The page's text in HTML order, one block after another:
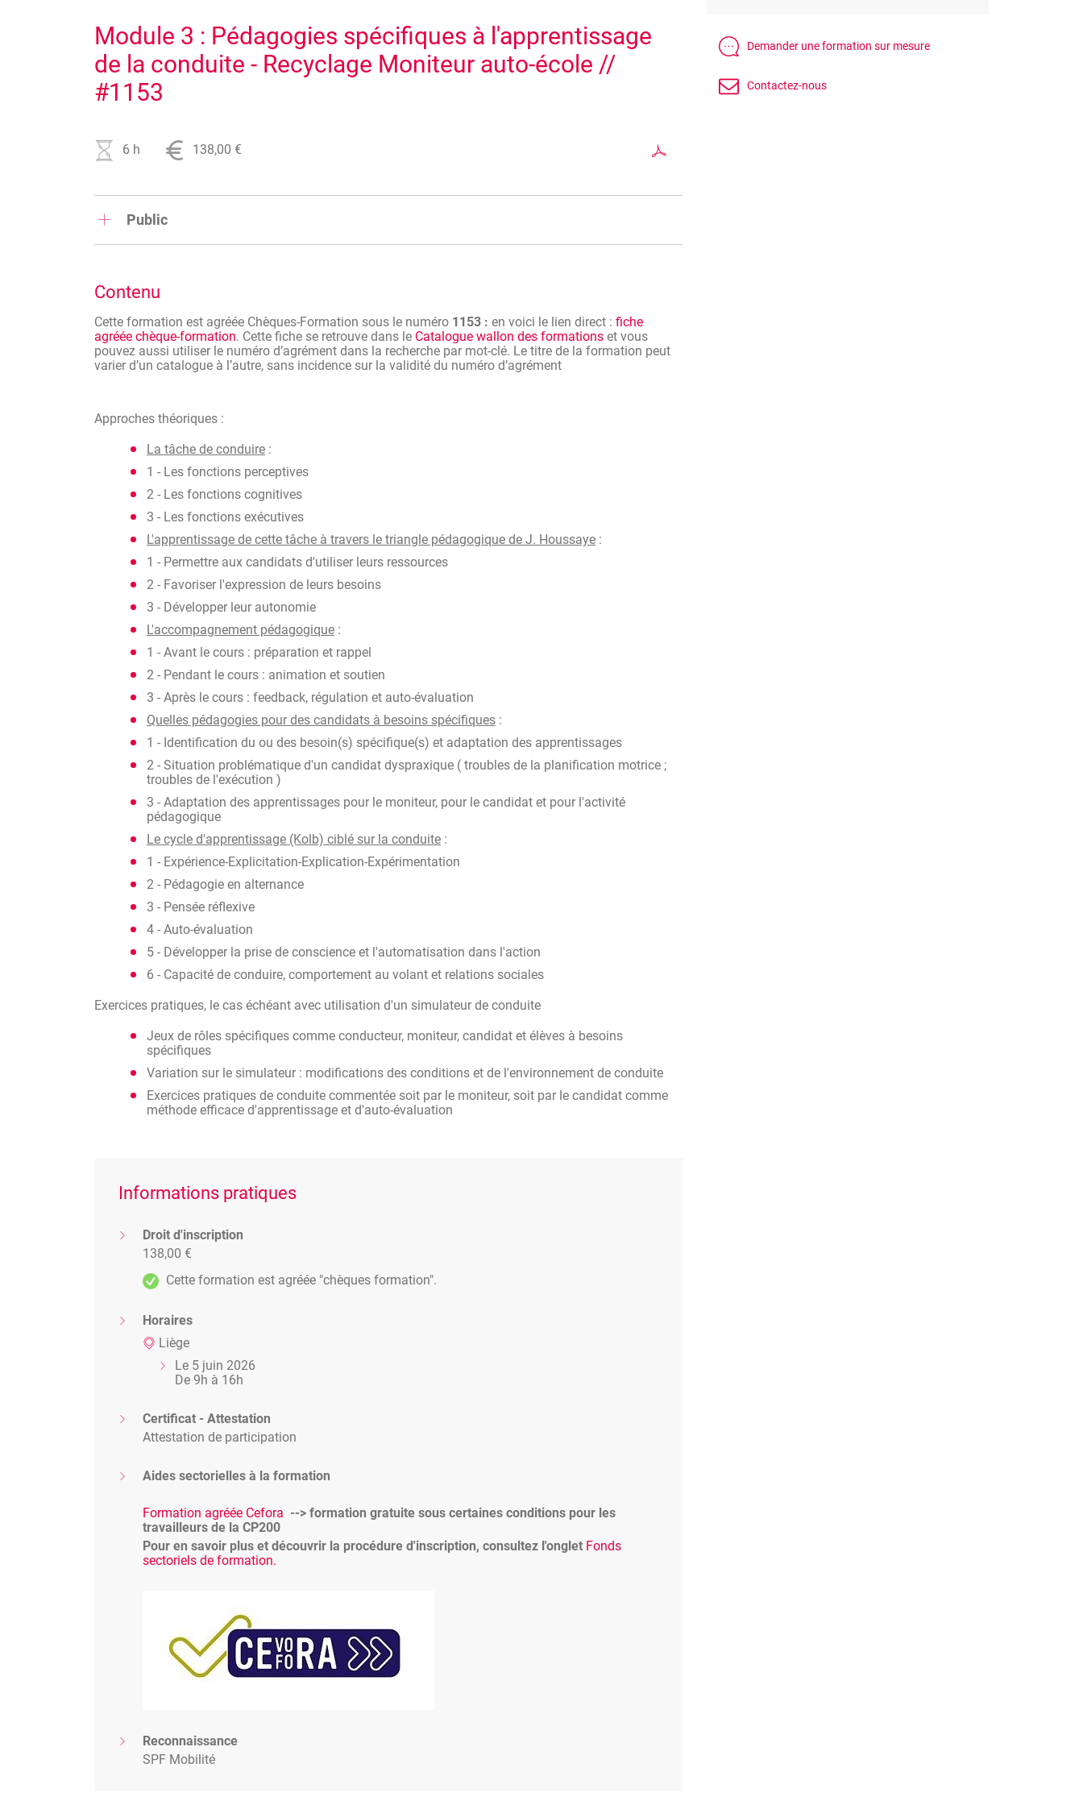
Module 3 : Pédagogies spécifiques à l'apprentissage
de la conduite - Recyclage Moniteur auto-école //
#1153
6 h 138,00 €
Public
matière de recyclage de moniteurs et directeurs d'auto-école.
L'obligation de recyclage minimum est de 12 heures par an et de 36 heures sur une période de 3 années.
Contenu
Cette formation est agréée Chèques-Formation sous le numéro 1153 : en voici le lien direct : fiche
agréée chèque-formation. Cette fiche se retrouve dans le Catalogue wallon des formations et vous
pouvez aussi utiliser le numéro d’agrément dans la recherche par mot-clé. Le titre de la formation peut
varier d’un catalogue à l’autre, sans incidence sur la validité du numéro d’agrément
Approches théoriques :
La tâche de conduire :
1 - Les fonctions perceptives
2 - Les fonctions cognitives
3 - Les fonctions exécutives
L'apprentissage de cette tâche à travers le triangle pédagogique de J. Houssaye :
1 - Permettre aux candidats d'utiliser leurs ressources
2 - Favoriser l'expression de leurs besoins
3 - Développer leur autonomie
L'accompagnement pédagogique :
1 - Avant le cours : préparation et rappel
2 - Pendant le cours : animation et soutien
3 - Après le cours : feedback, régulation et auto-évaluation
Quelles pédagogies pour des candidats à besoins spécifiques :
1 - Identification du ou des besoin(s) spécifique(s) et adaptation des apprentissages
2 - Situation problématique d'un candidat dyspraxique ( troubles de la planification motrice ;
troubles de l'exécution )
3 - Adaptation des apprentissages pour le moniteur, pour le candidat et pour l'activité
pédagogique
Le cycle d'apprentissage (Kolb) ciblé sur la conduite :
1 - Expérience-Explicitation-Explication-Expérimentation
2 - Pédagogie en alternance
3 - Pensée réflexive
4 - Auto-évaluation
5 - Développer la prise de conscience et l'automatisation dans l'action
6 - Capacité de conduire, comportement au volant et relations sociales
Exercices pratiques, le cas échéant avec utilisation d'un simulateur de conduite
Jeux de rôles spécifiques comme conducteur, moniteur, candidat et élèves à besoins
spécifiques
Variation sur le simulateur : modifications des conditions et de l'environnement de conduite
Exercices pratiques de conduite commentée soit par le moniteur, soit par le candidat comme
méthode efficace d'apprentissage et d'auto-évaluation
Informations pratiques
Droit d'inscription
138,00 €
Cette formation est agréée "chèques formation".
Horaires
Liège
Le 5 juin 2026
De 9h à 16h
Certificat - Attestation
Attestation de participation
Aides sectorielles à la formation
Formation agréée Cefora --> formation gratuite sous certaines conditions pour les
travailleurs de la CP200
Pour en savoir plus et découvrir la procédure d'inscription, consultez l'onglet Fonds
sectoriels de formation.
Reconnaissance
SPF Mobilité